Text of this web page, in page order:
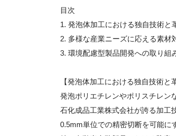
目次
1. 発泡体加工における独自技術と
2. 多様な産業ニーズに応える素材
3. 環境配慮型製品開発への取り組
【発泡体加工における独自技術と
発泡ポリエチレンやポリスチレン
石化成品工業株式会社が誇る加工
0.5mm単位での精密切断を可能に